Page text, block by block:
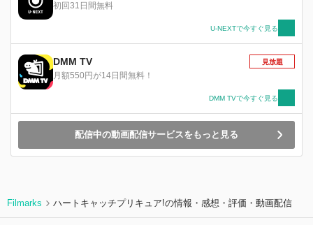
初回31日間無料
U-NEXTで今すぐ見る
DMM TV
月額550円が14日間無料！
見放題
DMM TVで今すぐ見る
配信中の動画配信サービスをもっと見る
Filmarks ハートキャッチプリキュア!の情報・感想・評価・動画配信